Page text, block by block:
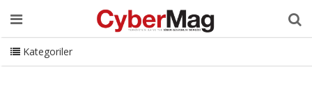
Ana Sayfa Hakkımızda Dergi Editörden
Danışmanlık
ISC Turkey Sizden Gelenler
İletişim
CyberMag Logo
Kategoriler